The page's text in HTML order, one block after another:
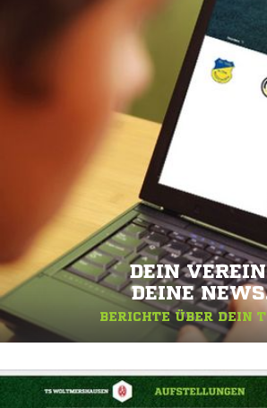
DEIN
DEINE
BERICHTE ÜBER DEIN